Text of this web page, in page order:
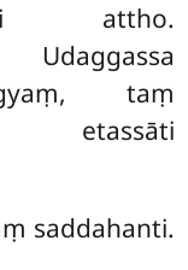
attho.
taṃ
etassāti
saddahanti.